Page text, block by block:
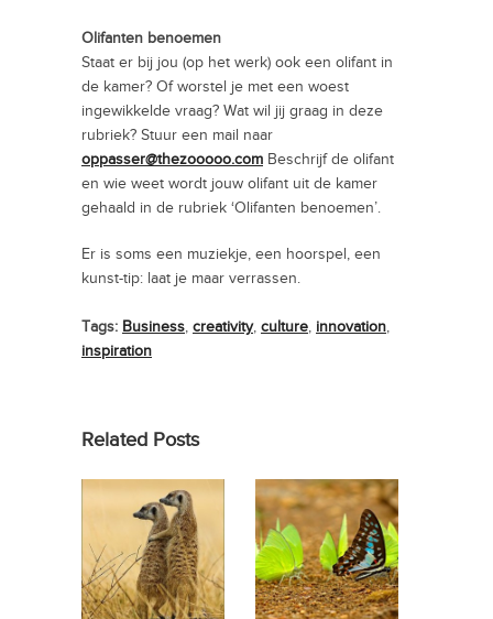
Olifanten benoemen
Staat er bij jou (op het werk) ook een olifant in
de kamer? Of worstel je met een woest
ingewikkelde vraag? Wat wil jij graag in deze
rubriek? Stuur een mail naar
oppasser@thezooooo.com Beschrijf de olifant
en wie weet wordt jouw olifant uit de kamer
gehaald in de rubriek ‘Olifanten benoemen’.
Er is soms een muziekje, een hoorspel, een
kunst-tip: laat je maar verrassen.
Tags: Business, creativity, culture, innovation,
inspiration
Related Posts